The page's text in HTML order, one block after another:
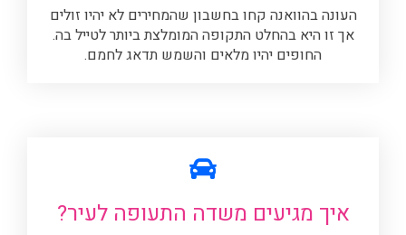
העונה בהוואנה קחו בחשבון שהמחירים לא יהיו זולים
אך זו היא בהחלט התקופה המומלצת ביותר לטייל בה.
החופים יהיו מלאים והשמש תדאג לחמם.
איך מגיעים משדה התעופה לעיר?